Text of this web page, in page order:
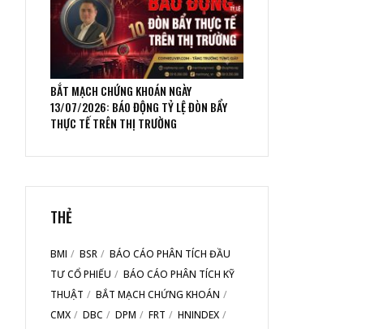
BẮT MẠCH CHỨNG KHOÁN NGÀY
13/07/2026: BÁO ĐỘNG TỶ LỆ ĐÒN BẨY
THỰC TẾ TRÊN THỊ TRƯỜNG
THẺ
BMI BSR
BÁO CÁO PHÂN TÍCH ĐẦU
TƯ CỔ PHIẾU
BÁO CÁO PHÂN TÍCH KỸ
THUẬT
BẮT MẠCH CHỨNG KHOÁN
CMX
DBC DPM FRT
HNINDEX